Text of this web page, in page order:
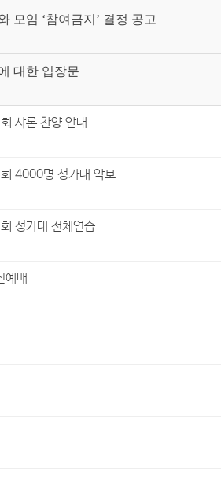
모임 ‘참여금지’ 결정 공고
대한 입장문
샤론 찬양 안내
4000명 성가대 악보
성가대 전체연습
예배